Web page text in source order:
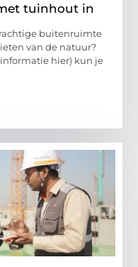
tuinhout in
buitenruimte
van de natuur?
hier) kun je